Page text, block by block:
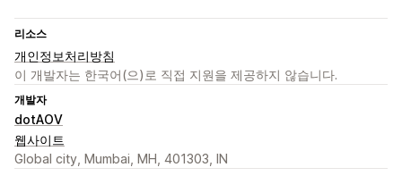
리소스
개인정보처리방침
이 개발자는 한국어(으)로 직접 지원을 제공하지 않습니다.
개발자
dotAOV
웹사이트
Global city, Mumbai, MH, 401303, IN